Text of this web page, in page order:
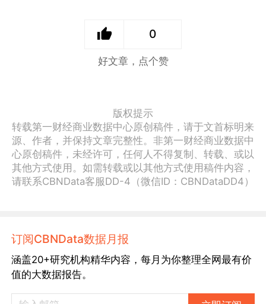
0
好文章，点个赞
版权提示
转载第一财经商业数据中心原创稿件，请于文首标明来
源、作者，并保持文章完整性。非第一财经商业数据中
心原创稿件，未经许可，任何人不得复制、转载、或以
其他方式使用。如需转载或以其他方式使用稿件内容，
请联系CBNData客服DD-4（微信ID：CBNDataDD4）
订阅CBNData数据月报
涵盖20+研究机构精华内容，每月为你整理全网最有价
值的大数据报告。